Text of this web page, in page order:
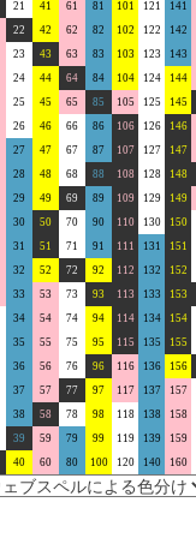
21 41 61 81 101 121 141
22 42 62 82 102 122 142
23 43 63 83 103 123 143
24 44 64 84 104 124 144
25 45 65 85 105 125 145
26 46 66 86 106 126 146
27 47 67 87 107 127 147
28 48 68 88 108 128 148
29 49 69 89 109 129 149
30 50 70 90 110 130 150
31 51 71 91 111 131 151
32 52 72 92 112 132 152
33 53 73 93 113 133 153
34 54 74 94 114 134 154
35 55 75 95 115 135 155
36 56 76 96 116 136 156
37 57 77 97 117 137 157
38 58 78 98 118 138 158
39 59 79 99 119 139 159
40 60 80 100 120 140 160